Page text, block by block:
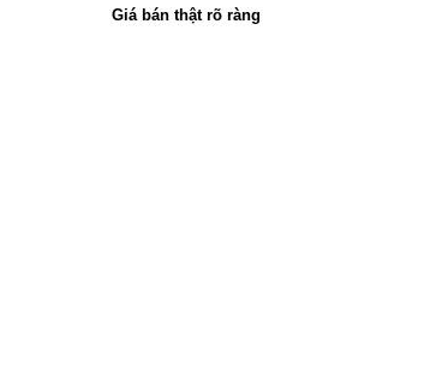
Giá bán thật rõ ràng